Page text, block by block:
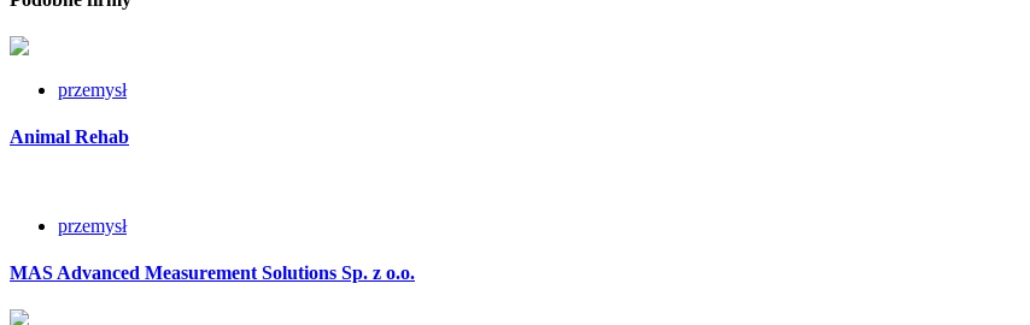
przemysł
Animal Rehab
przemysł
MAS Advanced Measurement Solutions Sp. z o.o.